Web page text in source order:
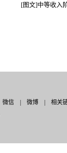
[图文]中等收入
微信 微博
相关